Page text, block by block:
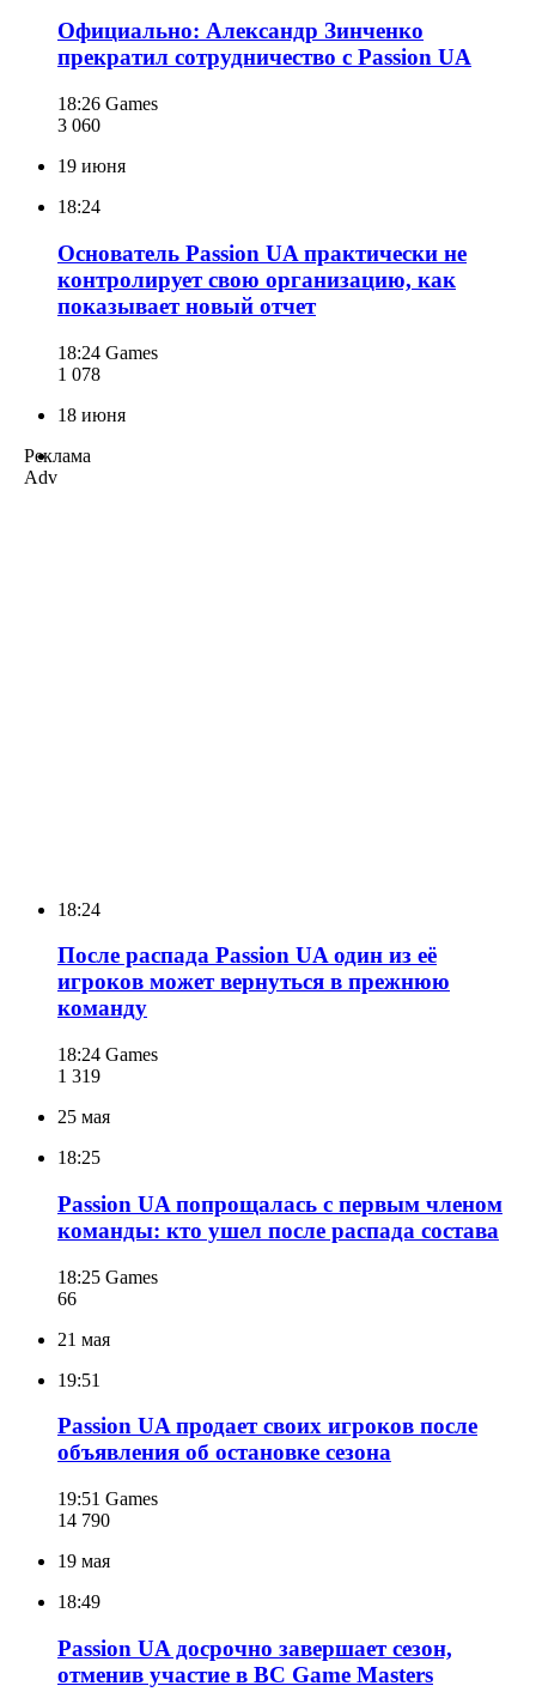
Официально: Александр Зинченко
прекратил сотрудничество с Passion UA
18:26 Games
3 060
19 июня
18:24
Основатель Passion UA практически не
контролирует свою организацию, как
показывает новый отчет
18:24 Games
1 078
18 июня
Реклама
Adv
18:24
После распада Passion UA один из её
игроков может вернуться в прежнюю
команду
18:24 Games
1 319
25 мая
18:25
Passion UA попрощалась с первым членом
команды: кто ушел после распада состава
18:25 Games
66
21 мая
19:51
Passion UA продает своих игроков после
объявления об остановке сезона
19:51 Games
14 790
19 мая
18:49
Passion UA досрочно завершает сезон,
отменив участие в BC Game Masters